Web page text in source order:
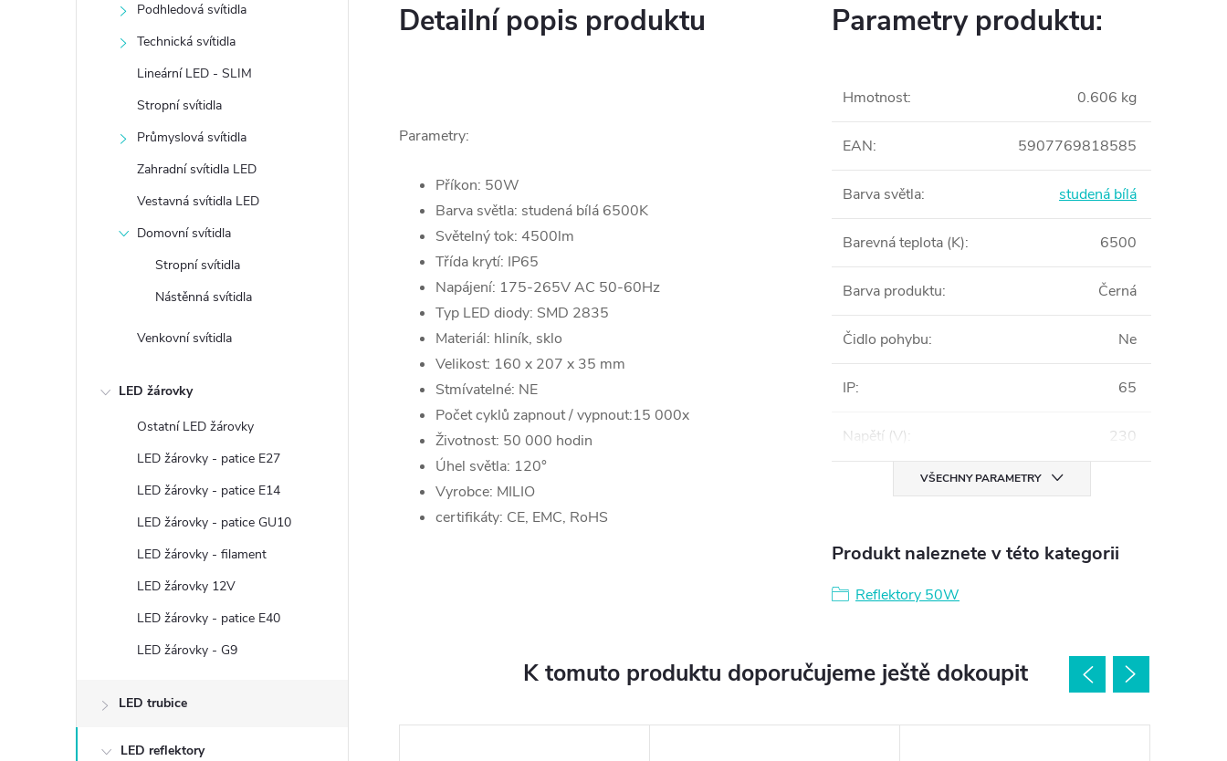
Podhledová svítidla
Technická svítidla
Lineární LED - SLIM
Stropní svítidla
Průmyslová svítidla
Zahradní svítidla LED
Vestavná svítidla LED
Domovní svítidla
Stropní svítidla
Nástěnná svítidla
Venkovní svítidla
LED žárovky
Ostatní LED žárovky
LED žárovky - patice E27
LED žárovky - patice E14
LED žárovky - patice GU10
LED žárovky - filament
LED žárovky 12V
LED žárovky - patice E40
LED žárovky - G9
LED trubice
LED reflektory
Detailní popis produktu
Parametry:
Příkon: 50W
Barva světla: studená bílá 6500K
Světelný tok: 4500lm
Třída krytí: IP65
Napájení: 175-265V AC 50-60Hz
Typ LED diody: SMD 2835
Materiál: hliník, sklo
Velikost: 160 x 207 x 35 mm
Stmívatelné: NE
Počet cyklů zapnout / vypnout:15 000x
Životnost: 50 000 hodin
Úhel světla: 120°
Vyrobce: MILIO
certifikáty: CE, EMC, RoHS
Parametry produktu:
Hmotnost: 0.606 kg
EAN: 5907769818585
Barva světla: studená bílá
Barevná teplota (K): 6500
Barva produktu: Černá
Čidlo pohybu: Ne
IP: 65
Napětí (V): 230
VŠECHNY PARAMETRY
Produkt naleznete v této kategorii
Reflektory 50W
K tomuto produktu doporučujeme ještě dokoupit